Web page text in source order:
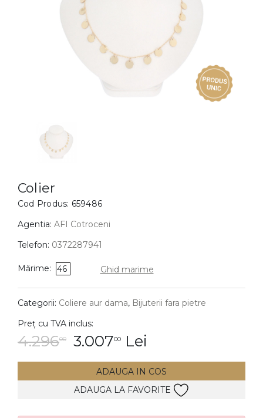
BIJUTERII COPII
Cercei
Bratari
Coliere
Lanturi
Pandantive
DIAMANTE Vezi toate
Cercei
Colier
Cod Produs: 659486
Agentia: AFI Cotroceni
Telefon: 0372287941
Mărime: 46 Ghid marime
Categorii: Coliere aur dama, Bijuterii fara pietre
Preț cu TVA inclus:
4.29600 3.00700 Lei
ADAUGA IN COS
ADAUGA LA FAVORITE